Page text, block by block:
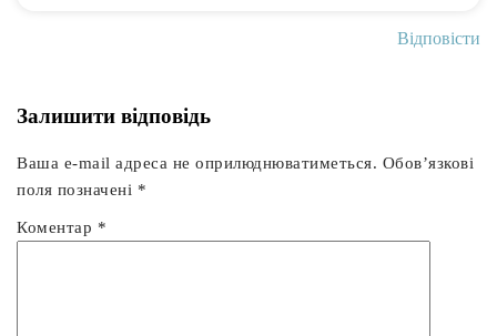
Відповісти
Залишити відповідь
Ваша e-mail адреса не оприлюднюватиметься. Обов’язкові
поля позначені *
Коментар *